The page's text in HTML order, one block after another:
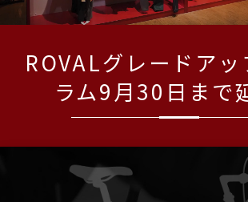
ROVALグレードアッ
ラム9月30日まで